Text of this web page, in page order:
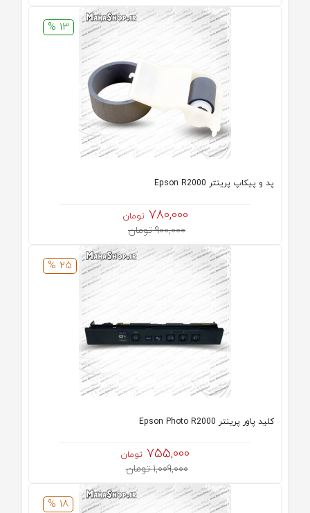
13 %
پد و پیکاپ پرینتر Epson R2000
780,000 تومان
900,000 تومان
25 %
کلید پاور پرینتر Epson Photo R2000
755,000 تومان
1,009,000 تومان
18 %